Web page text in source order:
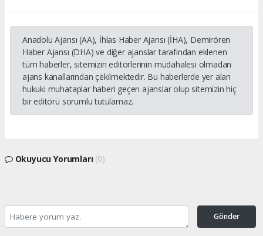
Anadolu Ajansı (AA), İhlas Haber Ajansı (İHA), Demirören
Haber Ajansı (DHA) ve diğer ajanslar tarafından eklenen
tüm haberler, sitemizin editörlerinin müdahalesi olmadan
ajans kanallarından çekilmektedir. Bu haberlerde yer alan
hukuki muhataplar haberi geçen ajanslar olup sitemizin hiç
bir editörü sorumlu tutulamaz.
Okuyucu Yorumları (0)
Gönder